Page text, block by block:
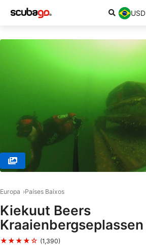
USD
Europa Países Baixos
Kiekuut Beers
Kraaienbergseplassen
★★★★☆ (1,390)